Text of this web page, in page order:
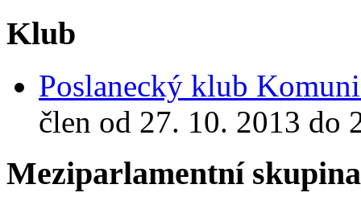
Klub
Poslanecký klub
člen od 27. 10. 2013 do
Meziparlamentní